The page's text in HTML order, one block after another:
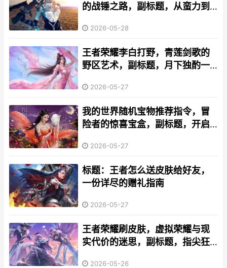
的战锤之路，副标题，从蛮力到
2026-05-28
王者荣耀李白打野，青莲剑歌的
野区艺术，副标题，月下独酌一
2026-05-27
我的世界随机宝物推荐指令，冒
险者的惊喜宝盒，副标题，开启
2026-05-27
标题：王者怎么送皮肤给好友，
一份详尽的赠礼指南
2026-05-27
王者荣耀刷皮肤，虚拟荣耀与现
实代价的迷思，副标题，指尖狂
2026-05-26